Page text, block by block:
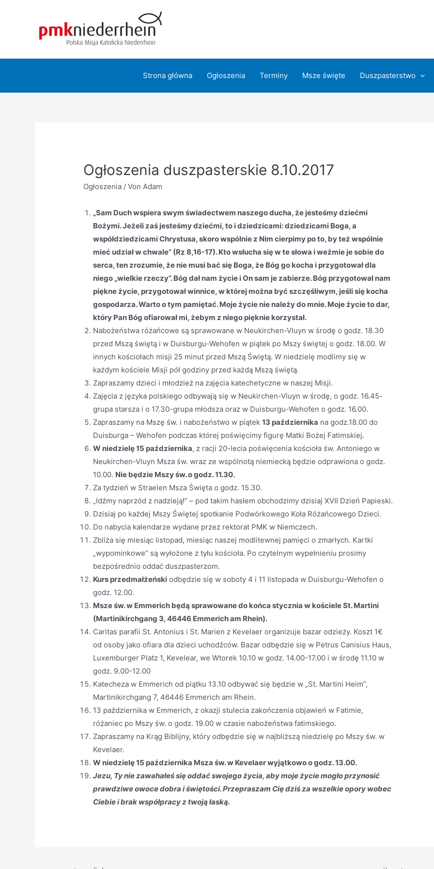
Strona główna Ogłoszenia Terminy Msze święte Duszpasterstwo
Ogłoszenia duszpasterskie 8.10.2017
Ogłoszenia / VonAdam
„Sam Duch wspiera swym świadectwem naszego ducha, że jesteśmy dziećmi
Bożymi. Jeżeli zaś jesteśmy dziećmi, to i dziedzicami: dziedzicami Boga, a
współdziedzicami Chrystusa, skoro wspólnie z Nim cierpimy po to, by też wspólnie
mieć udział w chwale” (Rz 8,16-17). Kto wsłucha się w te słowa i weźmie je sobie do
serca, ten zrozumie, że nie musi bać się Boga, że Bóg go kocha i przygotował dla
niego „wielkie rzeczy”. Bóg dał nam życie i On sam je zabierze. Bóg przygotował nam
piękne życie, przygotował winnice, w której można być szczęśliwym, jeśli się kocha
gospodarza. Warto o tym pamiętać. Moje życie nie należy do mnie. Moje życie to dar,
który Pan Bóg ofiarował mi, żebym z niego pięknie korzystał.
Nabożeństwa różańcowe są sprawowane w Neukirchen-Vluyn w środę o godz. 18.30
przed Mszą świętą i w Duisburgu-Wehofen w piątek po Mszy świętej o godz. 18.00. W
innych kościołach misji 25 minut przed Mszą Świętą. W niedzielę modlimy się w
każdym kościele Misji pół godziny przed każdą Mszą świętą.
Zapraszamy dzieci i młodzież na zajęcia katechetyczne w naszej Misji.
Zajęcia z języka polskiego odbywają się w Neukirchen-Vluyn w środę, o godz. 16.45-
grupa starsza i o 17.30-grupa młodsza oraz w Duisburgu-Wehofen o godz. 16.00.
Zapraszamy na Mszę św. i nabożeństwo w piątek13 października na godz.18.00 do
Duisburga – Wehofen podczas której poświęcimy figurę Matki Bożej Fatimskiej.
W niedzielę 15 października, z racji 20-lecia poświęcenia kościoła św. Antoniego w
Neukirchen-Vluyn Msza św. wraz ze wspólnotą niemiecką będzie odprawiona o godz.
10.00. Nie będzie Mszy św. o godz. 11.30.
Za tydzień w Straelen Msza Święta o godz. 15.30.
„Idźmy naprzód z nadzieją!” – pod takim hasłem obchodzimy dzisiaj XVII Dzień Papieski.
Dzisiaj po każdej Mszy Świętej spotkanie Podwórkowego Koła Różańcowego Dzieci.
Do nabycia kalendarze wydane przez rektorat PMK w Niemczech.
Zbliża się miesiąc listopad, miesiąc naszej modlitewnej pamięci o zmarłych. Kartki
„wypominkowe” są wyłożone z tyłu kościoła. Po czytelnym wypełnieniu prosimy
bezpośrednio oddać duszpasterzom.
Kurs przedmałżeński odbędzie się w soboty 4 i 11 listopada w Duisburgu-Wehofen o
godz. 12.00.
Msze św. w Emmerich będą sprawowane do końca stycznia w kościele St. Martini
(Martinikirchgang 3, 46446 Emmerich am Rhein).
Caritas parafii St. Antonius i St. Marien z Kevelaer organizuje bazar odzieży. Koszt 1€
od osoby jako ofiara dla dzieci uchodźców. Bazar odbędzie się w Petrus Canisius Haus,
Luxemburger Platz 1, Kevelear, we Wtorek 10.10 w godz. 14.00-17.00 i w środę 11.10 w
godz. 9.00-12.00
Katecheza w Emmerich od piątku 13.10 odbywać się będzie w „St. Martini Heim”,
Martinikirchgang 7, 46446 Emmerich am Rhein.
13 października w Emmerich, z okazji stulecia zakończenia objawień w Fatimie,
różaniec po Mszy św. o godz. 19.00 w czasie nabożeństwa fatimskiego.
Zapraszamy na Krąg Biblijny, który odbędzie się w najbliższą niedzielę po Mszy św. w
Kevelaer.
W niedzielę 15 października Msza św. w Kevelaer wyjątkowo o godz. 13.00.
Jezu, Ty nie zawahałeś się oddać swojego życia, aby moje życie mogło przynosić
prawdziwe owoce dobra i świętości. Przepraszam Cię dziś za wszelkie opory wobec
Ciebie i brak współpracy z twoją łaską.